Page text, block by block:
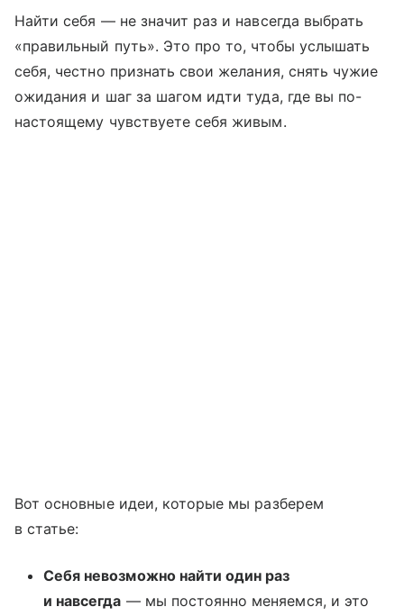
Найти себя — не значит раз и навсегда выбрать
«правильный путь». Это про то, чтобы услышать
себя, честно признать свои желания, снять чужие
ожидания и шаг за шагом идти туда, где вы по-
настоящему чувствуете себя живым.
Вот основные идеи, которые мы разберем
в статье:
Себя невозможно найти один раз
и навсегда — мы постоянно меняемся, и это